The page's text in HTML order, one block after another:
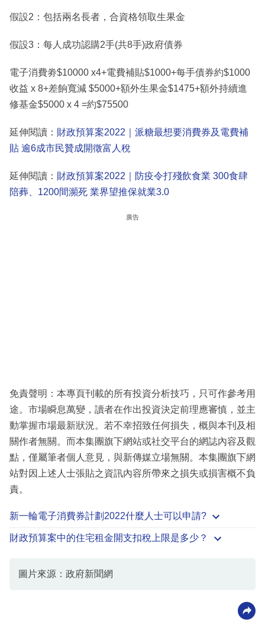
假設2：包括兩名長者，合資格領取生果金
假設3：每人成功認購2手(共8手)政府債券
電子消費劵$10000 x4+電費補貼$1000+每手債券約$1000
收益 x 8+差餉寬減 $5000+額外生果金$1475+額外持續進
修基金$5000 x 4 =約$75500
延伸閱讀： 財政預算案2022｜派糖最想要消費券及電費補
貼 逾6成市民贊成開徵富人稅
延伸閱讀： 財政預算案2022｜防疫令打殘飲食業 300食肆
陪葬、1200間瀕死 業界望推保就業3.0
廣告
免責聲明：本專頁刊載的所有投資分析技巧，只可作參考用
途。市場瞬息萬變，讀者在作出投資決定前理應審慎，並主
動掌握市場最新狀況。若不幸招致任何損失，概與本刊及相
關作者無關。而本集團旗下網站或社交平台的網誌內容及觀
點，僅屬筆者個人意見，與新傳媒立場無關。本集團旗下網
站對因上述人士張貼之資訊內容所帶來之損失或損害概不負
責。
新一輪電子消費券計劃2022什麼人士可以申請?
財政預算案中的住宅租金開支扣稅上限是多少？
圖片來源：政府新聞網